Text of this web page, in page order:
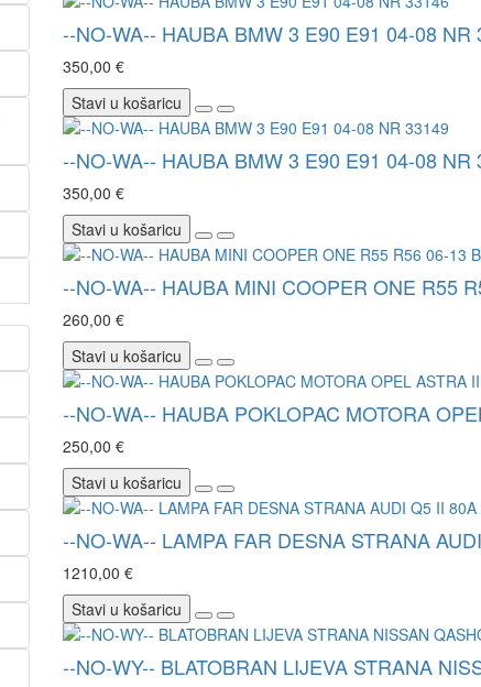
--NO-WA-- HAUBA BMW 3 E90 E91 04-08 NR
350,00 €
Stavi u košaricu
--NO-WA-- HAUBA BMW 3 E90 E91 04-08 NR
350,00 €
Stavi u košaricu
--NO-WA-- HAUBA MINI COOPER ONE R55
260,00 €
Stavi u košaricu
--NO-WA-- HAUBA POKLOPAC MOTORA
250,00 €
Stavi u košaricu
--NO-WA-- LAMPA FAR DESNA STRANA
1210,00 €
Stavi u košaricu
--NO-WY-- BLATOBRAN LIJEVA STRANA